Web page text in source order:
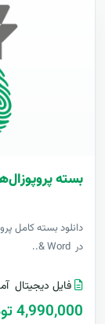
بسته
دانلود بسته کامل
در Word &..
فایل دیجیتال
4,990,000 تومان